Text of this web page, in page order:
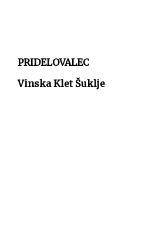
PRIDELOVALEC
Vinska Klet Šuklje